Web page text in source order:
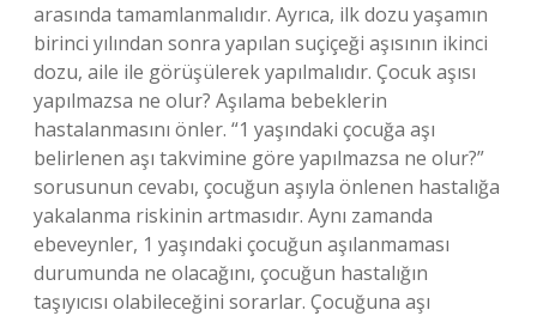
arasında tamamlanmalıdır. Ayrıca, ilk dozu yaşamın
birinci yılından sonra yapılan suçiçeği aşısının ikinci
dozu, aile ile görüşülerek yapılmalıdır. Çocuk aşısı
yapılmazsa ne olur? Aşılama bebeklerin
hastalanmasını önler. “1 yaşındaki çocuğa aşı
belirlenen aşı takvimine göre yapılmazsa ne olur?”
sorusunun cevabı, çocuğun aşıyla önlenen hastalığa
yakalanma riskinin artmasıdır. Aynı zamanda
ebeveynler, 1 yaşındaki çocuğun aşılanmaması
durumunda ne olacağını, çocuğun hastalığın
taşıyıcısı olabileceğini sorarlar. Çocuğuna aşı